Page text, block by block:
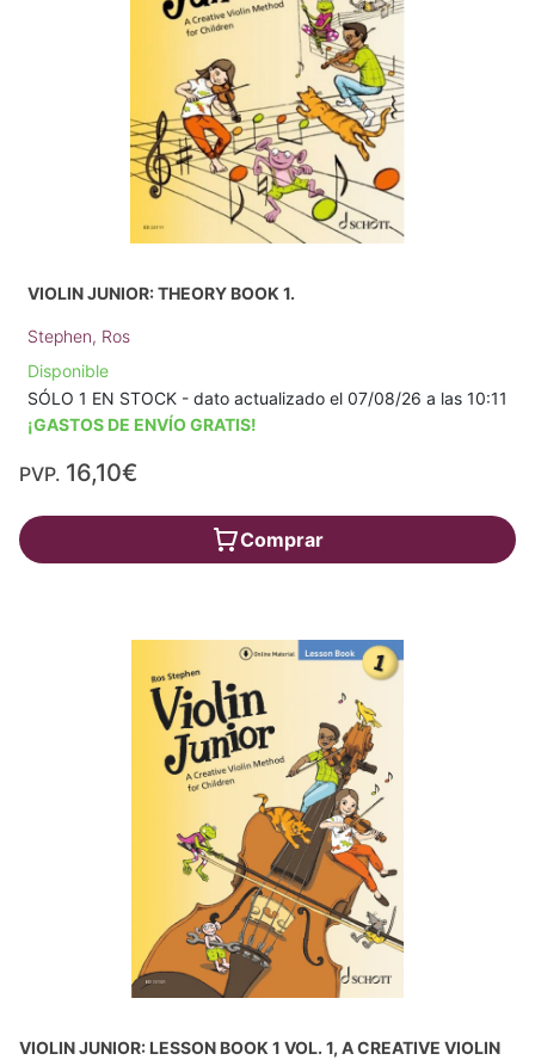
VIOLIN JUNIOR: THEORY BOOK 1.
Stephen, Ros
Disponible
SÓLO 1 EN STOCK - dato actualizado el 07/08/26 a las 10:11
¡GASTOS DE ENVÍO GRATIS!
PVP. 16,10€
Comprar
VIOLIN JUNIOR: LESSON BOOK 1 VOL. 1, A CREATIVE VIOLIN